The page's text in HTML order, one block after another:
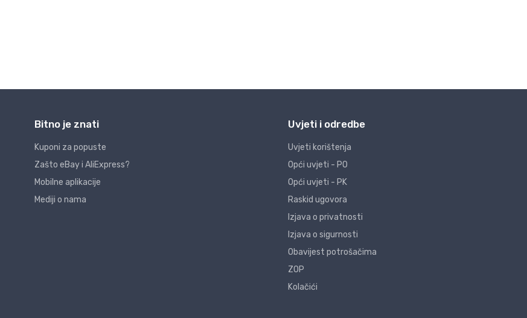
Bitno je znati
Kuponi za popuste
Zašto eBay i AliExpress?
Mobilne aplikacije
Mediji o nama
Uvjeti i odredbe
Uvjeti korištenja
Opći uvjeti - PO
Opći uvjeti - PK
Raskid ugovora
Izjava o privatnosti
Izjava o sigurnosti
Obavijest potrošačima
ZOP
Kolačići